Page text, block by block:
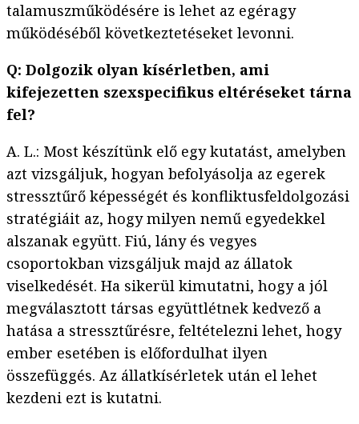
talamuszműködésére is lehet az egéragy
működéséből következtetéseket levonni.
Q: Dolgozik olyan kísérletben, ami
kifejezetten szexspecifikus eltéréseket tárna
fel?
A. L.: Most készítünk elő egy kutatást, amelyben
azt vizsgáljuk, hogyan befolyásolja az egerek
stressztűrő képességét és konfliktusfeldolgozási
stratégiáit az, hogy milyen nemű egyedekkel
alszanak együtt. Fiú, lány és vegyes
csoportokban vizsgáljuk majd az állatok
viselkedését. Ha sikerül kimutatni, hogy a jól
megválasztott társas együttlétnek kedvező a
hatása a stressztűrésre, feltételezni lehet, hogy
ember esetében is előfordulhat ilyen
összefüggés. Az állatkísérletek után el lehet
kezdeni ezt is kutatni.